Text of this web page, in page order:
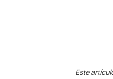
Este